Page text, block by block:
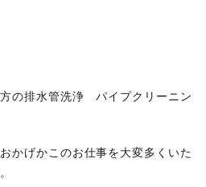
の排水管洗浄 パイプクリーニン
かげかこのお仕事を大変多くいた